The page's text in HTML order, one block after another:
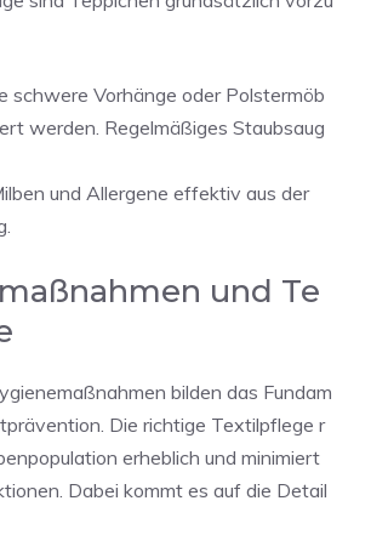
schwere Vorhänge oder Polstermöb
werden. Regelmäßiges Staubsaug
und Allergene effektiv aus der
und Te
bilden das Fundam
Die richtige Textilpflege r
erheblich und minimiert
Dabei kommt es auf die Detail